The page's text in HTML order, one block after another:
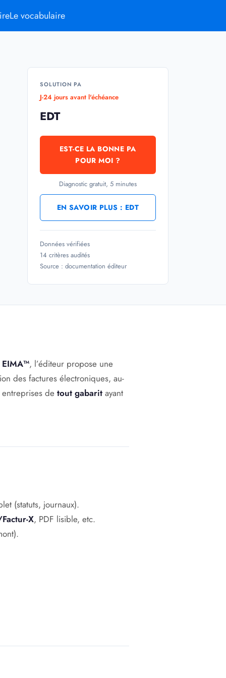
Le vocabulaire
SOLUTION PA
J-24jours avant l'échéance
EDT
EST-CE LA BONNE PA
POUR MOI ?
Diagnostic gratuit, 5 minutes
EN SAVOIR PLUS : EDT
Données vérifiées
14 critères audités
Source : documentation éditeur
EIMA™, l’éditeur propose une
des factures électroniques, au-
de tout gabarit ayant
(statuts, journaux).
X, PDF lisible, etc.